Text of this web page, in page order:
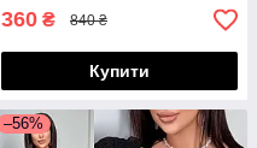
360 ₴ 840 ₴
Купити
–56%